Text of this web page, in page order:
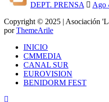
DEPT. PRENSA
Ago
Copyright © 2025 | Asociación
porThemeArile
INICIO
CMMEDIA
CANAL SUR
EUROVISION
BENIDORM FEST